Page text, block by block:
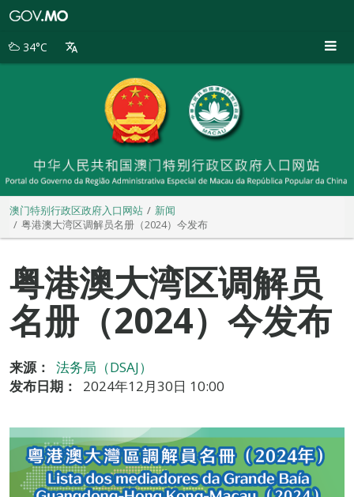
别
34°C
澳门特别行政区政府入口网站
新闻
粤港澳大湾区调解员名册（2024）今发布
粤港澳大湾区调解员
名册（2024）今发布
来源：
法务局（DSAJ）
发布日期：
2024年12月30日 10:00